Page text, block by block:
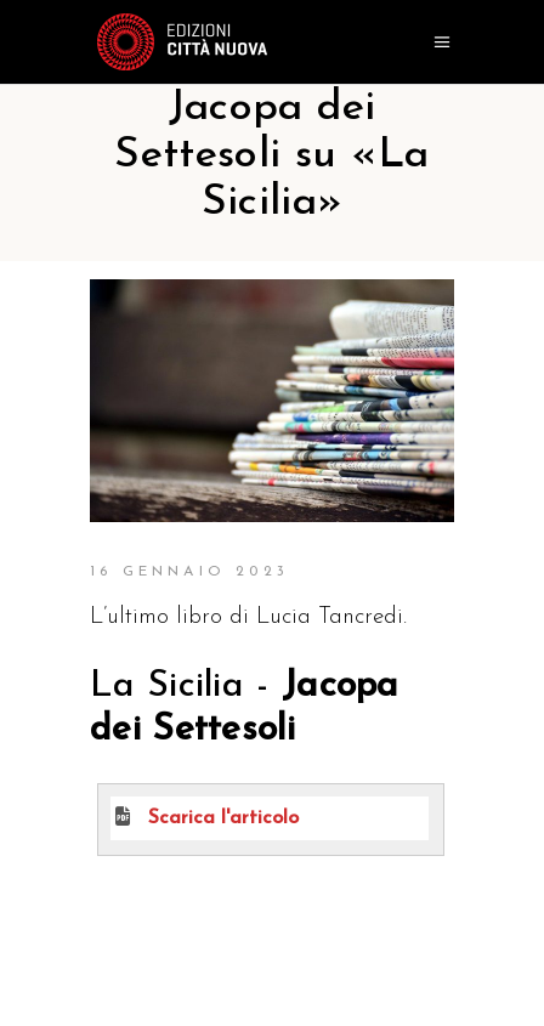
Jacopa dei
Settesoli su «La
Sicilia»
16 GENNAIO 2023
L’ultimo libro di Lucia Tancredi.
La Sicilia - Jacopa
dei Settesoli
Scarica l'articolo